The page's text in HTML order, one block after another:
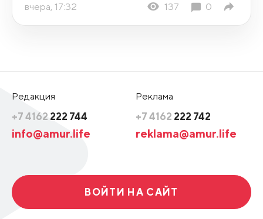
вчера, 17:32 137 0
Редакция
+7 4162 222 744
info@amur.life
Реклама
+7 4162 222 742
reklama@amur.life
ВОЙТИ НА САЙТ